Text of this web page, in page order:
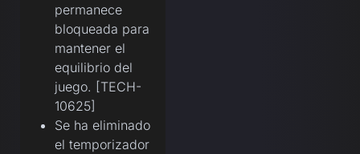
permanece
bloqueada para
mantener el
equilibrio del
juego. [TECH-
10625]
Se ha eliminado
el temporizador